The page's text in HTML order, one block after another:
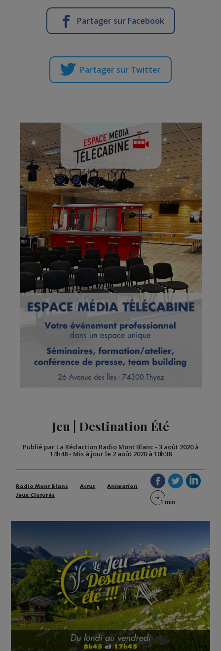
Partager sur Facebook
Partager sur Twitter
Jeu | Destination Été
Publié par La Rédaction Radio Mont Blanc - 3 août 2020 à
14h48- Mis à jour le 2 août 2020 à 10h38
Radio Mont Blanc Actus
Animation
Jeux Cloturés